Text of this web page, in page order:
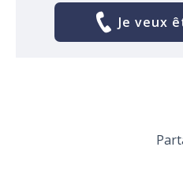
Je veux